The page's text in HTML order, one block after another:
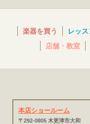
楽器を買う レッ
店舗・教室
本店ショールーム
〒292-0805 木更津市大和